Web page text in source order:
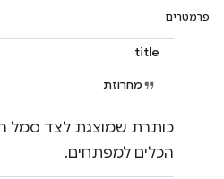
פרמטרים
title
מחרוזת
כותרת שמוצגת לצד סמל
הכלים למפתחים.